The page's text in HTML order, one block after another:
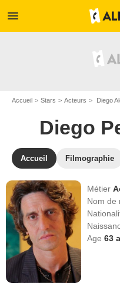
menu
Accueil Stars Acteurs Diego
Diego
Accueil Filmographie
Métier
Nom de
Age63